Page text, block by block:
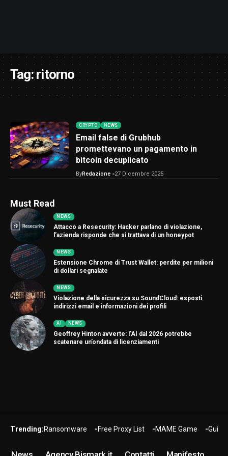
Tag:ritorno
CRYPTO NEWS
Email false di Grubhub
promettevano un pagamento in
bitcoin decuplicato
ByRedazione 27 Dicembre 2025
Must Read
NEWS
Attacco a Resecurity: Hacker parlano di violazione,
l’azienda risponde che si trattava di un honeypot
NEWS
Estensione Chrome di Trust Wallet: perdite per milioni
di dollari segnalate
NEWS
Violazione della sicurezza su SoundCloud: esposti
indirizzi email e informazioni dei profili
AI NEWS
Geoffrey Hinton avverte: l’AI dal 2026 potrebbe
scatenare un’ondata di licenziamenti
Trending:Ransomware Free Proxy List MAME Game Guide